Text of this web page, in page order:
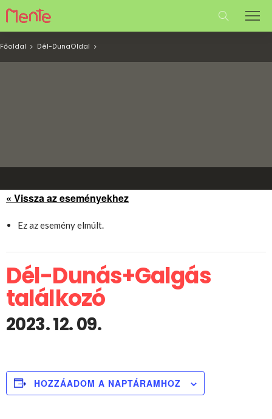
Főoldal Dél-DunaOldal
« Vissza az eseményekhez
Ez az esemény elmúlt.
Dél-Dunás+Galgás
találkozó
2023. 12. 09.
HOZZÁADOM A NAPTÁRAMHOZ